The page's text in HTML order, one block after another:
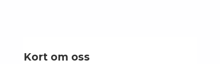
Kort om oss